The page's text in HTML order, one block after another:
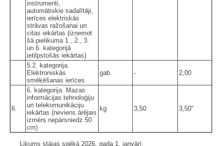
instrumenti,
automātiskie sadalītāji,
ierīces elektriskās
strāvas ražošanai un
citas iekārtas (izņemot
šā pielikuma 1., 2., 3.
un 6. kategorijā
ietilpstošās iekārtas)
5.2. kategorija.
Elektroniskās
smēķēšanas ierīces
gab. - 2,00
6.
6. kategorija. Mazas
informācijas tehnoloģiju
un telekomunikāciju
iekārtas (neviens ārējais
izmērs nepārsniedz 50
cm)
kg 3,50 3,50"
Likums stājas spēkā 2026. gada 1. janvārī.